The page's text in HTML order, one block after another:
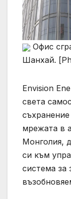
Офис
Шанхай.
Envision
света
мрежата в
Монголия,
си към
система за